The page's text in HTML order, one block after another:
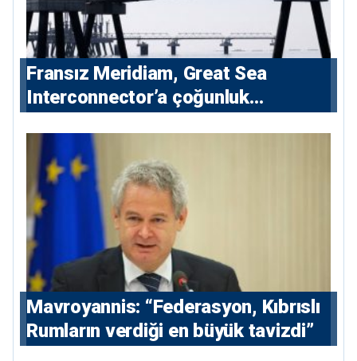
Fransız Meridiam, Great Sea
Interconnector’a çoğunluk
Mavroyannis: “Federasyon, Kıbrıslı
Rumların verdiği en büyük tavizdi”